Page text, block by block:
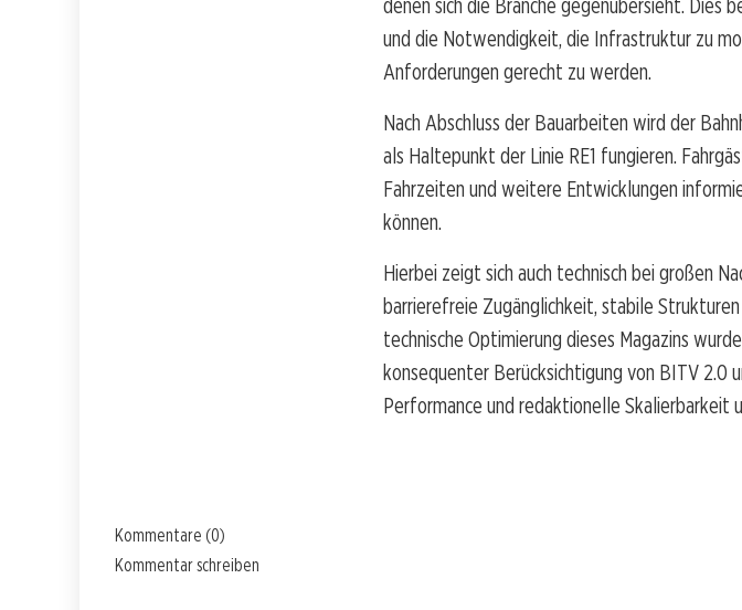
denen sich die Branche gegenübersieht. Dies
und die Notwendigkeit, die Infrastruktur zu
Anforderungen gerecht zu werden.
Nach Abschluss der Bauarbeiten wird der
als Haltepunkt der Linie RE1 fungieren.
Fahrzeiten und weitere Entwicklungen
können.
Hierbei zeigt sich auch technisch bei großen
barrierefreie Zugänglichkeit, stabile
technische Optimierung dieses Magazins
konsequenter Berücksichtigung von BITV 2.0
Performance und redaktionelle Skalierbarkeit
Kommentare (0)
Kommentar schreiben